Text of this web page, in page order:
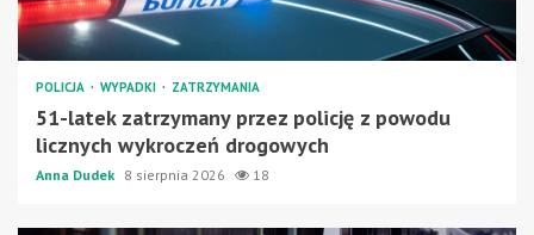
POLICJA WYPADKI ZATRZYMANIA
51-latek zatrzymany przez policję z powodu
licznych wykroczeń drogowych
Anna Dudek 8 sierpnia 2026 18